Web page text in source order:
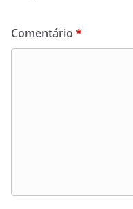
Comentário *